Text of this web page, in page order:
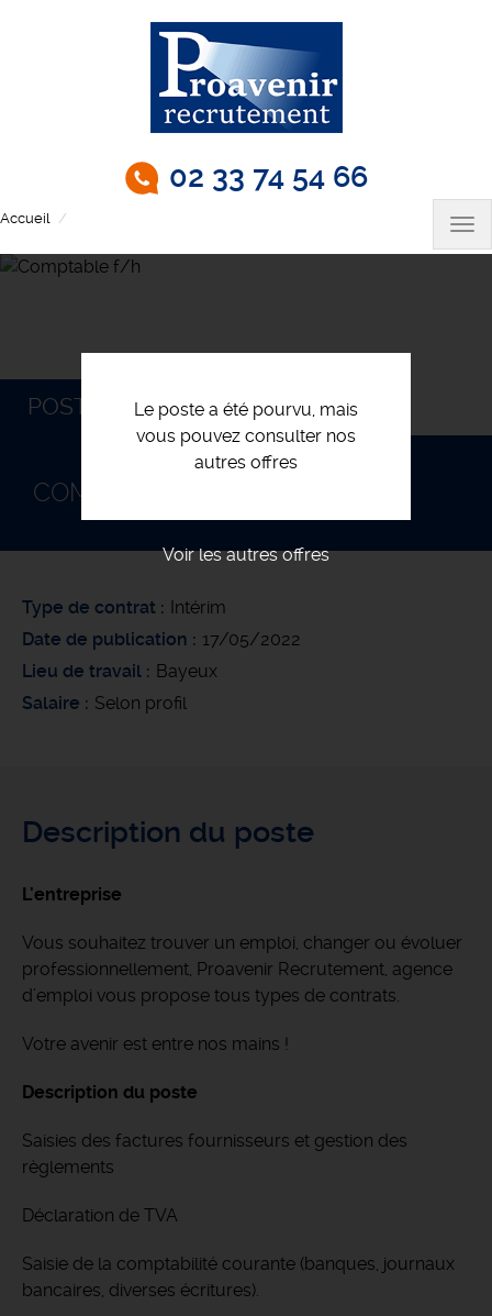
02 33 74 54 66
Accueil
Le poste a été pourvu, mais
vous pouvez consulter nos
autres offres
Voir les autres offres
POSTULEZ
COMPTABLE F/H
Type de contrat
Intérim
Date de publication
17/05/2022
Lieu de travail
Bayeux
Salaire
Selon profil
Description du poste
L'entreprise
Vous souhaitez trouver un emploi, changer ou évoluer
professionnellement, Proavenir Recrutement, agence
d’emploi vous propose tous types de contrats.
Votre avenir est entre nos mains !
Description du poste
Saisies des factures fournisseurs et gestion des
règlements
Déclaration de TVA
Saisie de la comptabilité courante (banques, journaux
bancaires, diverses écritures).